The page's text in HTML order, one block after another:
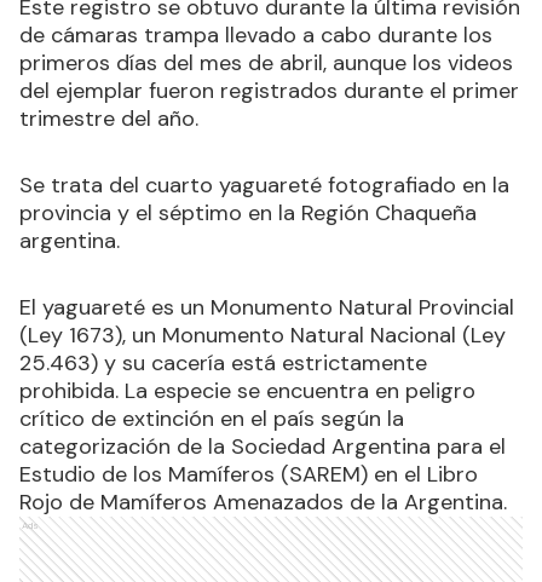
Este registro se obtuvo durante la última revisión
de cámaras trampa llevado a cabo durante los
primeros días del mes de abril, aunque los videos
del ejemplar fueron registrados durante el primer
trimestre del año.
Se trata del cuarto yaguareté fotografiado en la
provincia y el séptimo en la Región Chaqueña
argentina.
El yaguareté es un Monumento Natural Provincial
(Ley 1673), un Monumento Natural Nacional (Ley
25.463) y su cacería está estrictamente
prohibida. La especie se encuentra en peligro
crítico de extinción en el país según la
categorización de la Sociedad Argentina para el
Estudio de los Mamíferos (SAREM) en el Libro
Rojo de Mamíferos Amenazados de la Argentina.
Ads